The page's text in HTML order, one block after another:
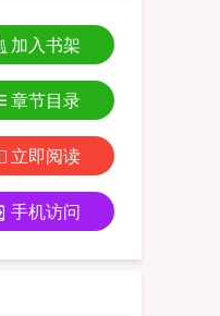
加入书架
章节目录
立即阅读
手机访问